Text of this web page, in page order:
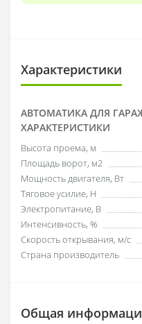
Характеристики
АВТОМАТИКА ДЛЯ
ХАРАКТЕРИСТИКИ
Высота проема, м
Площадь ворот, м2
Мощность двигателя, Вт
Тяговое усилие, Н
Электропитание, В
Интенсивность, %
Скорость открывания, м/с
Страна производитель
Общая